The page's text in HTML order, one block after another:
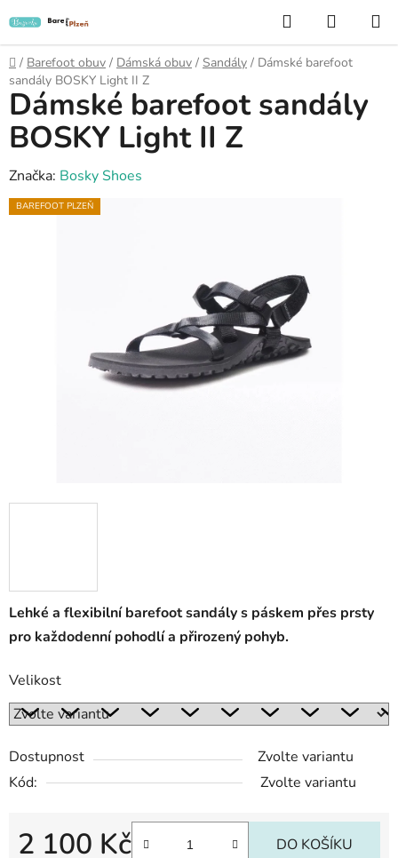
na
obsah
Hledat
KOŠÍK
Domů
/ Barefoot obuv / Dámská obuv / Sandály / Dámské barefoot
sandály BOSKY Light II Z
Lehké a flexibilní barefoot sandály s páskem přes prsty
pro každodenní pohodlí a přirozený pohyb.
Velikost
Dostupnost
Zvolte variantu
Kód:
Zvolte variantu
2 100 Kč DO KOŠÍKU
Dámské barefoot sandály
BOSKY Light II Z
Značka: Bosky Shoes
BAREFOOT PLZEŇ